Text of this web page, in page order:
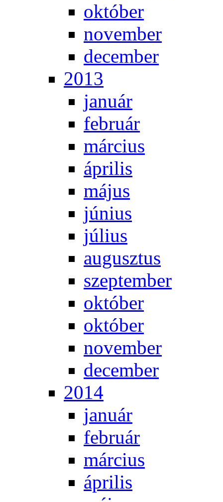
ok­tó­ber
no­vem­ber
de­cem­ber
2013
ja­nu­ár
feb­ru­ár
már­ci­us
áp­ri­lis
má­jus
jú­ni­us
jú­li­us
au­gusz­tus
szep­tem­ber
ok­tó­ber
ok­tó­ber
no­vem­ber
de­cem­ber
2014
ja­nu­ár
feb­ru­ár
már­ci­us
áp­ri­lis